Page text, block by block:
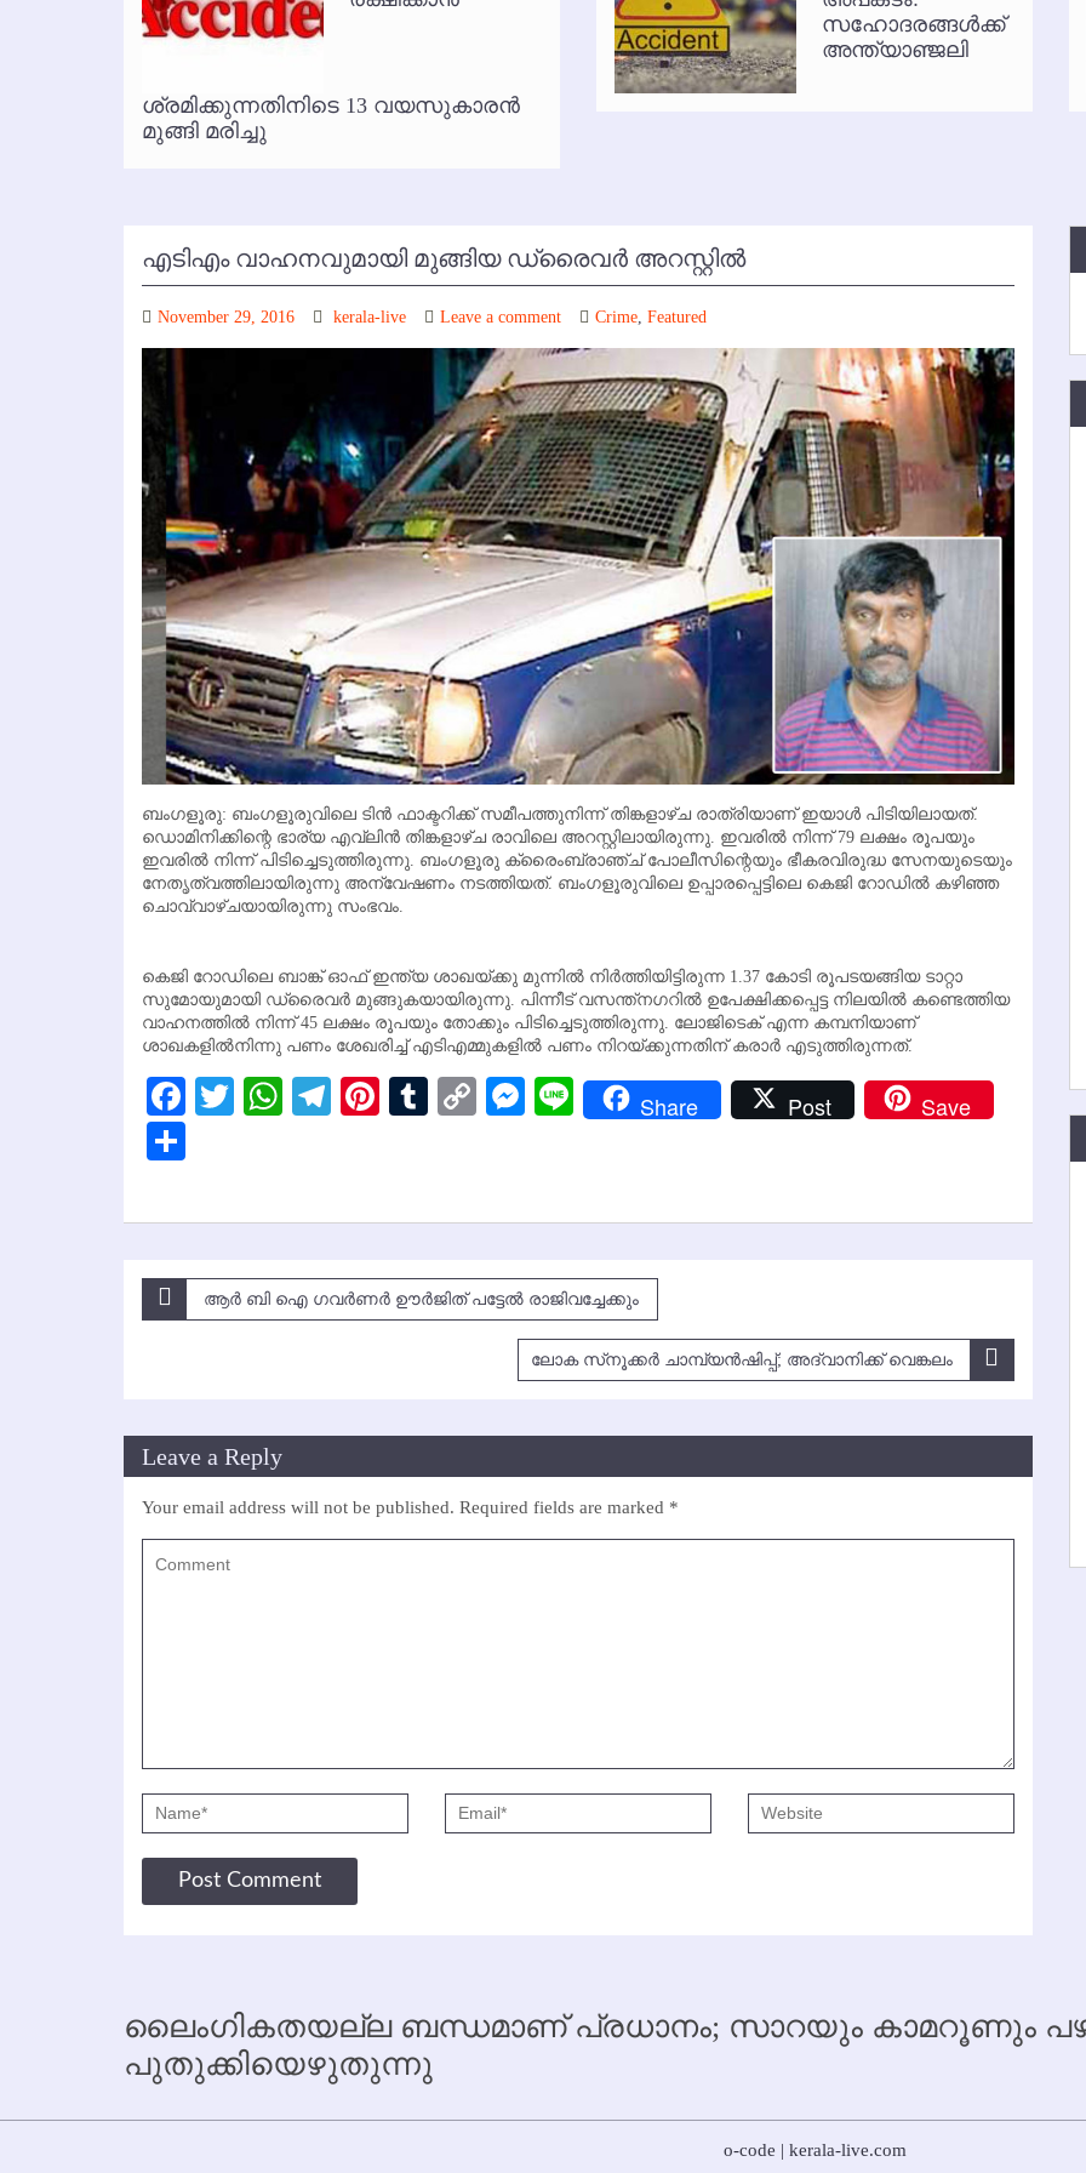
കോഴിക്കോട് വിമാനത്താവളത്തില്‍ അനധികൃത പാര്‍ക്കിംഗ് പിരിവ് : പരാതി തള്ളി
ശ്രമിക്കുന്നതിനിടെ 13 വയസുകാരന്‍
മുങ്ങി മരിച്ചു
സഹോദരങ്ങള്‍ക്ക്
അന്ത്യാഞ്ജലി
എടിഎം വാഹനവുമായി മുങ്ങിയ ഡ്രൈവര്‍ അറസ്റ്റില്‍
November 29, 2016 kerala-live Leave a comment Crime, Featured
ബംഗളൂരു: ബംഗളൂരുവിലെ ടിന്‍ ഫാക്ടറിക്ക് സമീപത്തുനിന്ന് തിങ്കളാഴ്ച രാത്രിയാണ് ഇയാള്‍ പിടിയിലായത്.
ഡൊമിനിക്കിന്റെ ഭാര്യ എവ്‌ലിന്‍ തിങ്കളാഴ്ച രാവിലെ അറസ്റ്റിലായിരുന്നു. ഇവരില്‍ നിന്ന് 79 ലക്ഷം രൂപയും
ഇവരില്‍ നിന്ന് പിടിച്ചെടുത്തിരുന്നു. ബംഗളൂരു ക്രൈംബ്രാഞ്ച് പോലീസിന്റെയും ഭീകരവിരുദ്ധ സേനയുടെയും
നേതൃത്വത്തിലായിരുന്നു അന്വേഷണം നടത്തിയത്. ബംഗളൂരുവിലെ ഉപ്പാരപ്പെട്ടിലെ കെജി റോഡില്‍ കഴിഞ്ഞ
ചൊവ്വാഴ്ചയായിരുന്നു സംഭവം.
കെജി റോഡിലെ ബാങ്ക് ഓഫ് ഇന്ത്യ ശാഖയ്ക്കു മുന്നില്‍ നിര്‍ത്തിയിട്ടിരുന്ന 1.37 കോടി രൂപടയങ്ങിയ ടാറ്റാ
സുമോയുമായി ഡ്രൈവര്‍ മുങ്ങുകയായിരുന്നു. പിന്നീട് വസന്ത്‌നഗറില്‍ ഉപേക്ഷിക്കപ്പെട്ട നിലയില്‍ കണ്ടെത്തിയ
വാഹനത്തില്‍ നിന്ന് 45 ലക്ഷം രൂപയും തോക്കും പിടിച്ചെടുത്തിരുന്നു. ലോജിടെക് എന്ന കമ്പനിയാണ്
ശാഖകളില്‍നിന്നു പണം ശേഖരിച്ച് എടിഎമ്മുകളില്‍ പണം നിറയ്ക്കുന്നതിന് കരാര്‍ എടുത്തിരുന്നത്.
Facebook
TwitterWhatsApp
Telegram
Pinterest
Tumblr
CopyMessenger
LineShare Post Save
Post
ആര്‍ ബി ഐ ഗവര്‍ണര്‍ ഊര്‍ജിത് പട്ടേല്‍ രാജിവച്ചേക്കും
ലോക സ്‌നൂക്കര്‍ ചാമ്പ്യന്‍ഷിപ്പ്; അദ്വാനിക്ക് വെങ്കലം
Leave a Reply
Your email address will not be published. Required fields are marked *
ലൈംഗികതയല്ല ബന്ധമാണ് പ്രധാനം; സാറയും കാമറൂണും
പുതുക്കിയെഴുതുന്നു
o-code | kerala-live.com